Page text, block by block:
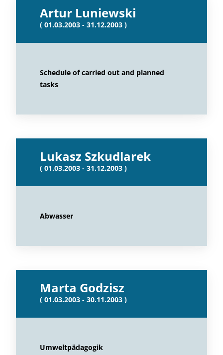
Artur Luniewski
( 01.03.2003 - 31.12.2003 )
Schedule of carried out and planned
tasks
Lukasz Szkudlarek
( 01.03.2003 - 31.12.2003 )
Abwasser
Marta Godzisz
( 01.03.2003 - 30.11.2003 )
Umweltpädagogik